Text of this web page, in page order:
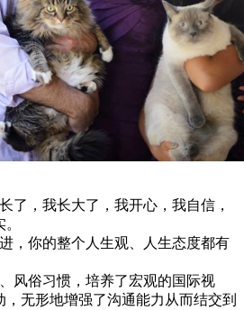
，我长大了，我开心，我自信，
你的整个人生观、人生态度都有
俗习惯，培养了宏观的国际视
无形地增强了沟通能力从而结交到